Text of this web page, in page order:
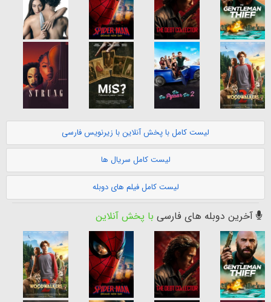
لیست کامل با پخش آنلاین با زیرنویس فارسی
لیست کامل سریال ها
لیست کامل فیلم های دوبله
آخرین دوبله های فارسی با پخش آنلاین